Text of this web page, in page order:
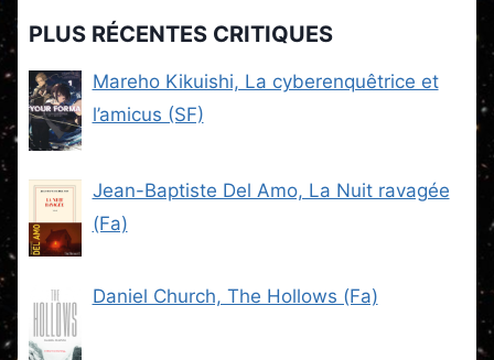
PLUS RÉCENTES CRITIQUES
Mareho Kikuishi, La cyberenquêtrice et
l’amicus (SF)
Jean-Baptiste Del Amo, La Nuit ravagée
(Fa)
Daniel Church, The Hollows (Fa)